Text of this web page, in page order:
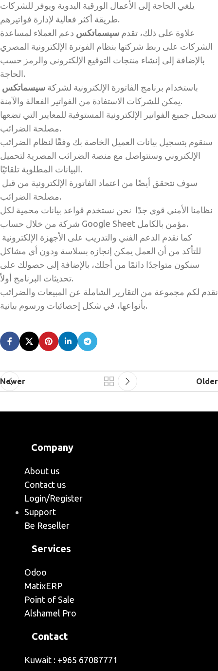
يلغي الحاجة إلى الأعمال الورقية اليدوية ويوفر للشركات
طريقة أكثر فعالية لإدارة فواتيرهم.
علاوة على ذلك، تقدم سيسماتكس دعم العملاء لمساعدة
الشركات على ربط شركتها بنظام الفوترة الإلكترونية المصري
بالإضافة إلى إنشاء منتجات التوقيع الإلكتروني والرمز حسب
الحاجة.
باستخدام برنامج الفاتورة الإلكترونية لشركة سيسماتكس
يمكن للشركات الاستفادة من الفواتير الفعالة والآمنة.
تسجيل جميع الفواتير الإلكترونية المستوفية للمعايير التي تضعها
مصلحة الضرائب.
سنقوم بتسجيل بيانات العميل الخاصة بك وفقًا لنظام الضرائب
الإلكتروني وسنتواصل مع منصة الضرائب المصرية لتحميل
البيانات المطلوبة تلقائيًا.
مصلحة الضرائب.
نظامنا الأمني ​​قوي جدًا نحن نستخدم قواعد بيانات محمية لكل
شركة من خلال حساب Google Sheet مؤمن بالكامل.
كما نقدم الدعم الفني والتدريب على الأجهزة الإلكترونية
للتأكد من أن العمل يمكن إنجازه بسلاسة ودون أي مشاكل
سنكون متواجدًا دائمًا من أجلك، بالإضافة إلى حصولك على
تحديثات البرنامج أولاً.
نقدم لكم مجموعة من التقارير الشاملة عن المبيعات والضرائب
بأنواعها، في شكل إحصائيات ورسوم بيانية.
Newer Older
Company
About us
Contact us
Login/Register
Support
Be Reseller
Services
Odoo
MatixERP
Point of Sale
Alshamel Pro
Contact
Kuwait : +965 67087771